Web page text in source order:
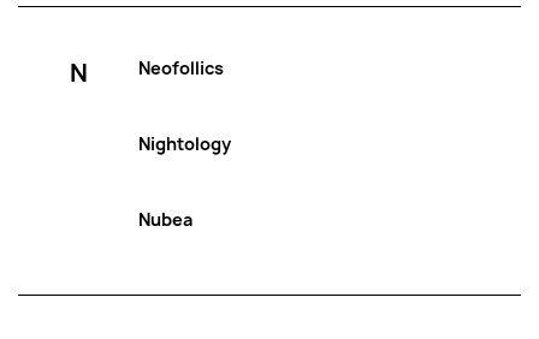
N Neofollics
Nightology
Nubea